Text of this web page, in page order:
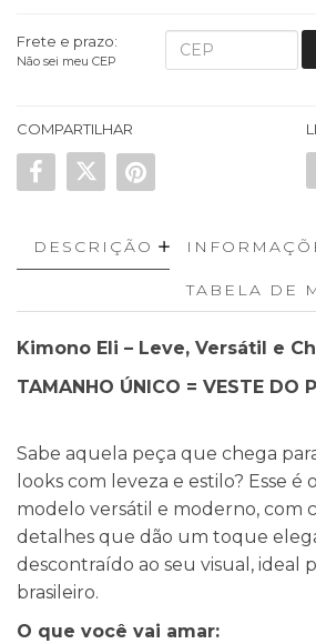
Frete e prazo:
Não sei meu CEP
COMPARTILHAR
DESCRIÇÃO
TABELA DE
Kimono Eli – Leve, Versátil e
TAMANHO ÚNICO = VESTE DO
Sabe aquela peça que chega
looks com leveza e estilo? Esse é
modelo versátil e moderno, com
detalhes que dão um toque
descontraído ao seu visual, ideal
brasileiro.
O que você vai amar: